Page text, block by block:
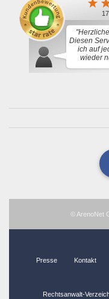
Diesen
ich auf
wieder
© ArenoNet
Presse Kontakt
Rechtsanwalt-